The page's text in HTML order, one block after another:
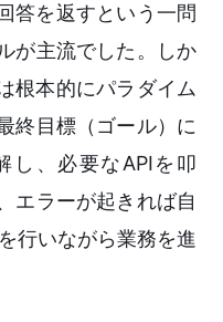
答を返すという一問
が主流でした。しか
根本的にパラダイム
終目標（ゴール）に
し、必要なAPIを叩
エラーが起きれば自
行いながら業務を進